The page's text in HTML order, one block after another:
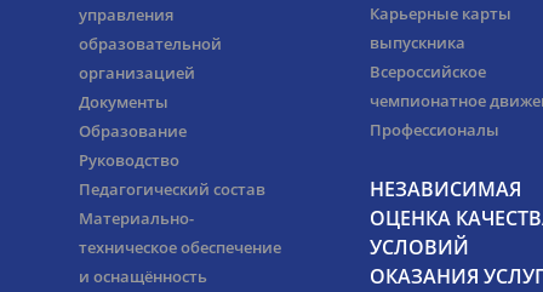
управления
образовательной
организацией
Документы
Образование
Руководство
Педагогический состав
Материально-
техническое обеспечение
и оснащённость
Карьерные карты
выпускника
Всероссийское
чемпионатное
Профессионалы
НЕЗАВИСИМАЯ
ОЦЕНКА
УСЛОВИЙ
ОКАЗАНИЯ